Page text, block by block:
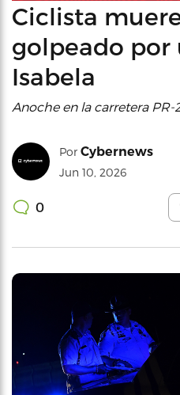
Ciclista
golpeado por
Isabela
Anoche en la carretera PR-
Por Cybernews
Jun 10, 2026
0